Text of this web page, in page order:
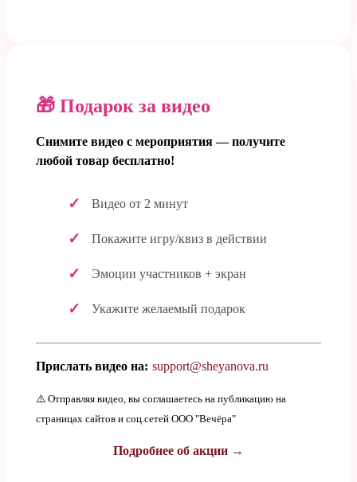
🎁 Подарок за видео
Снимите видео с мероприятия — получите
любой товар бесплатно!
Видео от 2 минут
Покажите игру/квиз в действии
Эмоции участников + экран
Укажите желаемый подарок
Прислать видео на: support@sheyanova.ru
⚠️ Отправляя видео, вы соглашаетесь на публикацию на
страницах сайтов и соц.сетей ООО "Вечёра"
Подробнее об акции →